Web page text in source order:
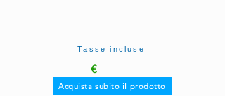
€
Acquista subito il prodotto
Tasse incluse